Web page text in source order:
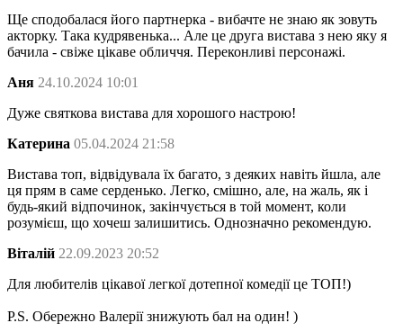
Ще сподобалася його партнерка - вибачте не знаю як зовуть
акторку. Така кудрявенька... Але це друга вистава з нею яку я
бачила - свіже цікаве обличчя. Переконливі персонажі.
Аня 24.10.2024 10:01
Дуже святкова вистава для хорошого настрою!
Катерина 05.04.2024 21:58
Вистава топ, відвідувала їх багато, з деяких навіть йшла, але
ця прям в саме серденько. Легко, смішно, але, на жаль, як і
будь-який відпочинок, закінчується в той момент, коли
розумієш, що хочеш залишитись. Однозначно рекомендую.
Віталій 22.09.2023 20:52
Для любителів цікавої легкої дотепної комедії це ТОП!)
P.S. Обережно Валерії знижують бал на один! )